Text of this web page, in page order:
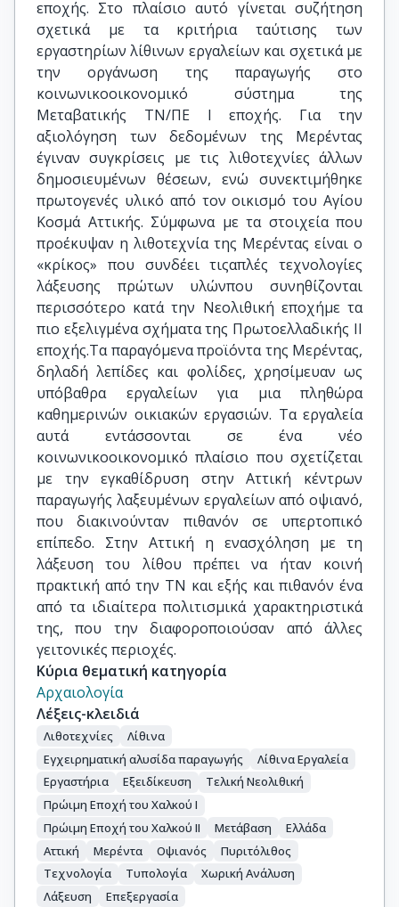
εποχής. Στο πλαίσιο αυτό γίνεται συζήτηση
σχετικά με τα κριτήρια ταύτισης των
εργαστηρίων λίθινων εργαλείων και σχετικά με
την οργάνωση της παραγωγής στο
κοινωνικοοικονομικό σύστημα της
Μεταβατικής ΤΝ/ΠΕ Ι εποχής. Για την
αξιολόγηση των δεδομένων της Μερέντας
έγιναν συγκρίσεις με τις λιθοτεχνίες άλλων
δημοσιευμένων θέσεων, ενώ συνεκτιμήθηκε
πρωτογενές υλικό από τον οικισμό του Αγίου
Κοσμά Αττικής. Σύμφωνα με τα στοιχεία που
προέκυψαν η λιθοτεχνία της Μερέντας είναι ο
«κρίκος» που συνδέει τιςαπλές τεχνολογίες
λάξευσης πρώτων υλώνπου συνηθίζονται
περισσότερο κατά την Νεολιθική εποχήμε τα
πιο εξελιγμένα σχήματα της Πρωτοελλαδικής ΙΙ
εποχής.Τα παραγόμενα προϊόντα της Μερέντας,
δηλαδή λεπίδες και φολίδες, χρησίμευαν ως
υπόβαθρα εργαλείων για μια πληθώρα
καθημερινών οικιακών εργασιών. Τα εργαλεία
αυτά εντάσσονται σε ένα νέο
κοινωνικοοικονομικό πλαίσιο που σχετίζεται
με την εγκαθίδρυση στην Αττική κέντρων
παραγωγής λαξευμένων εργαλείων από οψιανό,
που διακινούνταν πιθανόν σε υπερτοπικό
επίπεδο. Στην Αττική η ενασχόληση με τη
λάξευση του λίθου πρέπει να ήταν κοινή
πρακτική από την ΤΝ και εξής και πιθανόν ένα
από τα ιδιαίτερα πολιτισμικά χαρακτηριστικά
της, που την διαφοροποιούσαν από άλλες
γειτονικές περιοχές.
Κύρια θεματική κατηγορία
Αρχαιολογία
Λέξεις-κλειδιά
Λιθοτεχνίες
Λίθινα
Εγχειρηματική αλυσίδα παραγωγής
Λίθινα Εργαλεία
Εργαστήρια
Εξειδίκευση
Τελική Νεολιθική
Πρώιμη Εποχή του Χαλκού Ι
Πρώιμη Εποχή του Χαλκού ΙΙ
Μετάβαση
Ελλάδα
Αττική
Μερέντα Οψιανός
Πυριτόλιθος
Τεχνολογία
Τυπολογία
Χωρική Ανάλυση
Λάξευση
Επεξεργασία